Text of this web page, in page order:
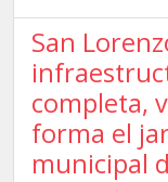
San
completa,
forma el
municipal